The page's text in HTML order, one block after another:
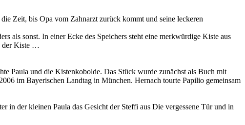
Zeit, bis Opa vom Zahnarzt zurück kommt und seine leckeren
als sonst. In einer Ecke des Speichers steht eine merkwürdige Kiste aus
der Kiste …
Paula und die Kistenkobolde. Das Stück wurde zunächst als Buch mit
im Bayerischen Landtag in München. Hernach tourte Papilio gemeinsam
in der kleinen Paula das Gesicht der Steffi aus Die vergessene Türund in